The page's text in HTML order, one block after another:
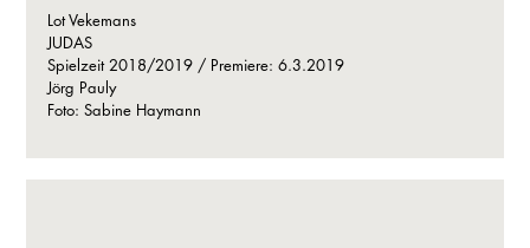
Lot Vekemans
JUDAS
Spielzeit 2018/2019 / Premiere: 6.3.2019
Jörg Pauly
Foto: Sabine Haymann